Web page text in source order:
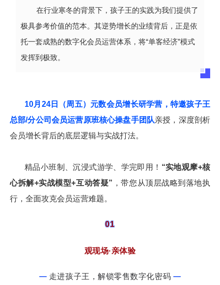
在行业寒冬的背景下，孩子王的实践为我们提供了
极具参考价值的范本。其逆势增长的业绩背后，正是依
托一套成熟的数字化会员运营体系，将“单客经济”模式
发挥到极致。
10月24日（周五）元数会员增长研学营，特邀孩子王
总部/分公司会员运营原班核心操盘手团队亲授，深度剖析
会员增长背后的底层逻辑与实战打法。
精品小班制、沉浸式游学、学完即用！ “实地观摩+核
心拆解+实战模型+互动答疑” ，带您从顶层战略到落地执
行，全面攻克会员运营难题。
01
观现场·亲体验
走进孩子王，解锁零售数字化密码